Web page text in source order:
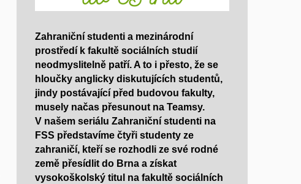
Zahraniční studenti a mezinárodní
prostředí k fakultě sociálních studií
neodmyslitelně patří. A to i přesto, že se
hloučky anglicky diskutujících studentů,
jindy postávající před budovou fakulty,
musely načas přesunout na Teamsy.
V našem seriálu Zahraniční studenti na
FSS představíme čtyři studenty ze
zahraničí, kteří se rozhodli ze své rodné
země přesídlit do Brna a získat
vysokoškolský titul na fakultě sociálních